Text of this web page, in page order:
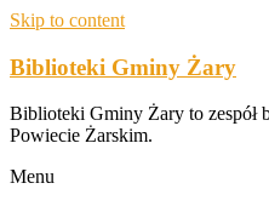
Skip to content
Biblioteki Gminy Żary
Biblioteki Gminy Żary to zespół
Powiecie Żarskim.
Menu